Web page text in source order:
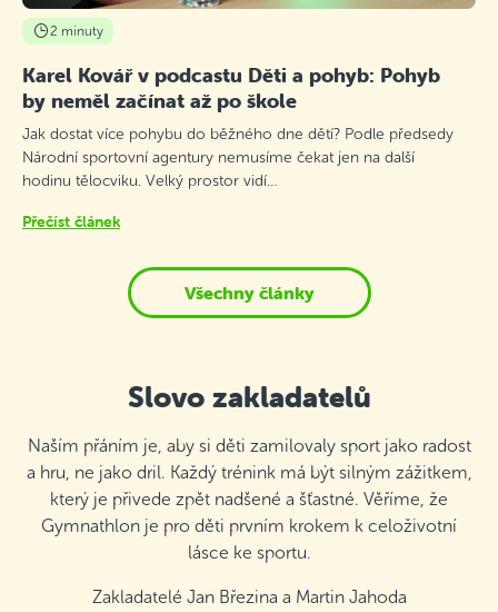
2 minuty
Karel Kovář v podcastu Děti a pohyb: Pohyb
by neměl začínat až po škole
Jak dostat více pohybu do běžného dne dětí? Podle předsedy
Národní sportovní agentury nemusíme čekat jen na další
hodinu tělocviku. Velký prostor vidí…
Přečíst článek
Všechny články
Slovo zakladatelů
Naším přáním je, aby si děti zamilovaly sport jako radost
a hru, ne jako dril. Každý trénink má být silným zážitkem,
který je přivede zpět nadšené a šťastné. Věříme, že
Gymnathlon je pro děti prvním krokem k celoživotní
lásce ke sportu.
Zakladatelé Jan Březina a Martin Jahoda